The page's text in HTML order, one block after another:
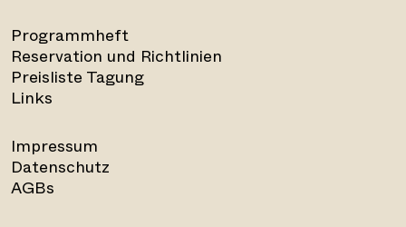
Programmheft
Reservation und Richtlinien
Preisliste Tagung
Links
Impressum
Datenschutz
AGBs